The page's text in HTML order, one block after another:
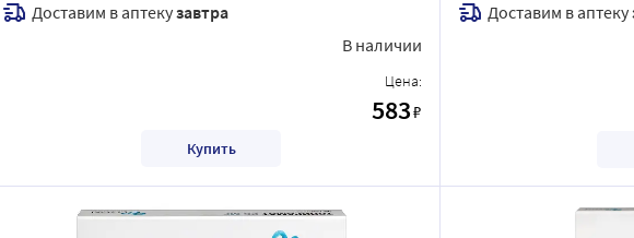
Доставим в аптекузавтра
В наличии
Цена:
583₽
Купить
Доставим в аптеку